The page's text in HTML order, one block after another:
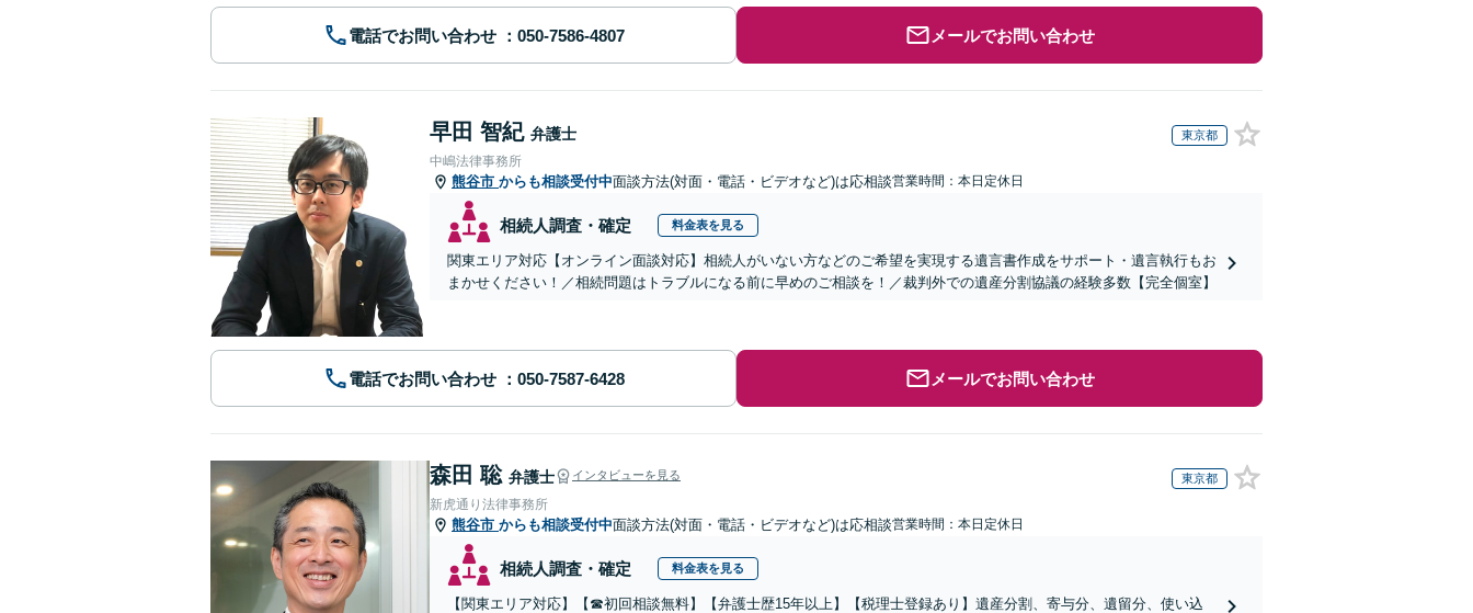
電話でお問い合わせ メールでお問い合わせ
早田 智紀 弁護士 東京都
中嶋法律事務所
熊谷市 からも相談受付中面談方法(対面・電話・ビデオなど)は応相談営業時間：本日定休日
相続人調査・確定 料金表を見る
関東エリア対応【オンライン面談対応】相続人がいない方などのご希望を実現する遺言書作成をサポート・遺言執行もお
まかせください！／相続問題はトラブルになる前に早めのご相談を！／裁判外での遺産分割協議の経験多数【完全個室】
電話でお問い合わせ メールでお問い合わせ
森田 聡 弁護士 インタビューを見る 東京都
新虎通り法律事務所
熊谷市 からも相談受付中面談方法(対面・電話・ビデオなど)は応相談営業時間：本日定休日
相続人調査・確定 料金表を見る
【関東エリア対応】【☎︎初回相談無料】【弁護士歴15年以上】【税理士登録あり】遺産分割、寄与分、遺留分、使い込